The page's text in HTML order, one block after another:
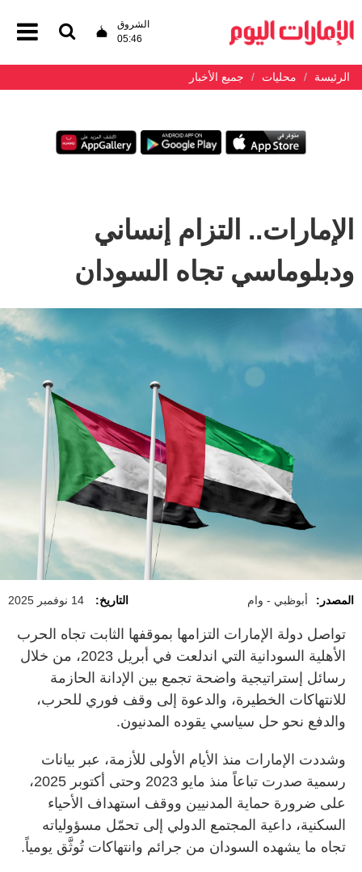
الشروق
05:46
الرئيسة محليات جميع الأخبار
الإمارات.. التزام إنساني
ودبلوماسي تجاه السودان
المصدر: أبوظبي - وام التاريخ: 14 نوفمبر 2025
تواصل دولة الإمارات التزامها بموقفها الثابت تجاه الحرب
الأهلية السودانية التي اندلعت في أبريل 2023، من خلال
رسائل إستراتيجية واضحة تجمع بين الإدانة الحازمة
للانتهاكات الخطيرة، والدعوة إلى وقف فوري للحرب،
والدفع نحو حل سياسي يقوده المدنيون.
وشددت الإمارات منذ الأيام الأولى للأزمة، عبر بيانات
رسمية صدرت تباعاً منذ مايو 2023 وحتى أكتوبر 2025،
على ضرورة حماية المدنيين ووقف استهداف الأحياء
السكنية، داعية المجتمع الدولي إلى تحمّل مسؤولياته
تجاه ما يشهده السودان من جرائم وانتهاكات تُوثَّق يومياً.